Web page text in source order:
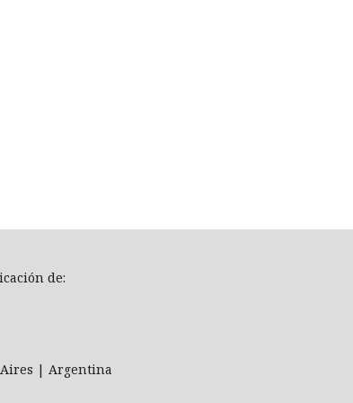
de:
Aires | Argentina